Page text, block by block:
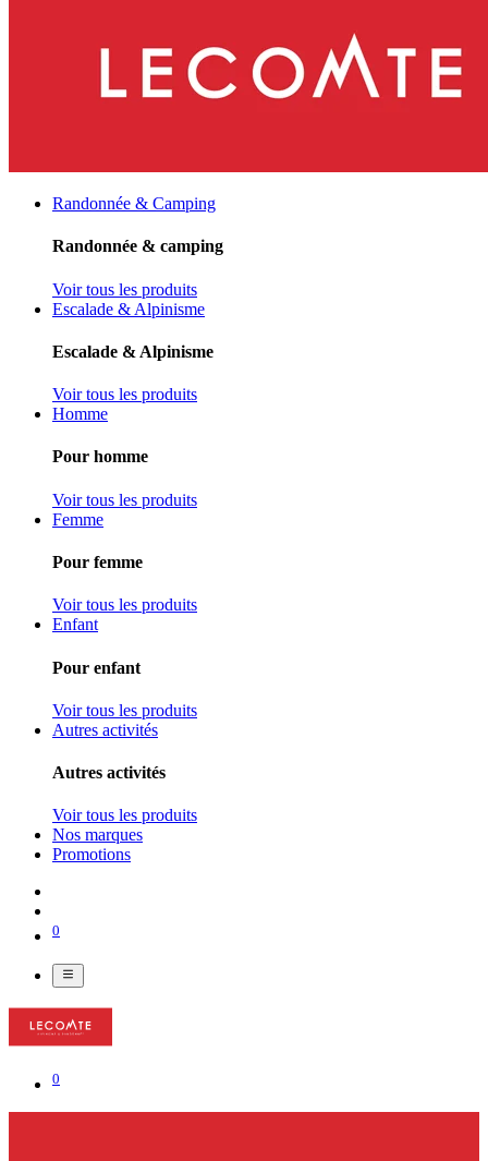
Randonnée & Camping
Randonnée & camping
Voir tous les produits
Escalade & Alpinisme
Escalade & Alpinisme
Voir tous les produits
Homme
Pour homme
Voir tous les produits
Femme
Pour femme
Voir tous les produits
Enfant
Pour enfant
Voir tous les produits
Autres activités
Autres activités
Voir tous les produits
Nos marques
Promotions
0
0